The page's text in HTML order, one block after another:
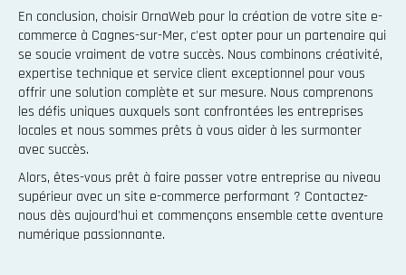
En conclusion, choisir OrnaWeb pour la création de votre site e-
commerce à Cagnes-sur-Mer, c'est opter pour un partenaire qui
se soucie vraiment de votre succès. Nous combinons créativité,
expertise technique et service client exceptionnel pour vous
offrir une solution complète et sur mesure. Nous comprenons
les défis uniques auxquels sont confrontées les entreprises
locales et nous sommes prêts à vous aider à les surmonter
avec succès.
Alors, êtes-vous prêt à faire passer votre entreprise au niveau
supérieur avec un site e-commerce performant ? Contactez-
nous dès aujourd'hui et commençons ensemble cette aventure
numérique passionnante.